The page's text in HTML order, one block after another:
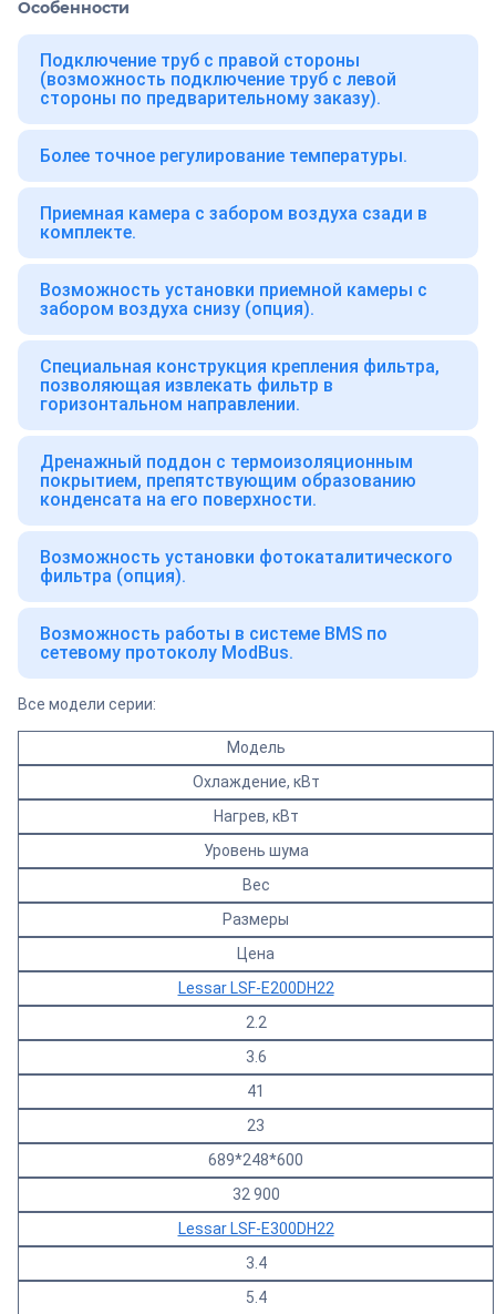
Особенности
Подключение труб с правой стороны
(возможность подключение труб с левой
стороны по предварительному заказу).
Более точное регулирование температуры.
Приемная камера с забором воздуха сзади в
комплекте.
Возможность установки приемной камеры с
забором воздуха снизу (опция).
Специальная конструкция крепления фильтра,
позволяющая извлекать фильтр в
горизонтальном направлении.
Дренажный поддон с термоизоляционным
покрытием, препятствующим образованию
конденсата на его поверхности.
Возможность установки фотокаталитического
фильтра (опция).
Возможность работы в системе BMS по
сетевому протоколу ModBus.
Все модели серии:
Модель
Охлаждение, кВт
Нагрев, кВт
Уровень шума
Вес
Размеры
Цена
Lessar LSF-E200DH22
2.2
3.6
41
23
689*248*600
32 900
Lessar LSF-E300DH22
3.4
5.4